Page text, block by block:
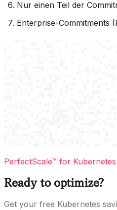
Nur einen Teil der
Enterprise-Commitments
PerfectScale™ for Kubernetes
Ready to optimize?
Get your free Kubernetes